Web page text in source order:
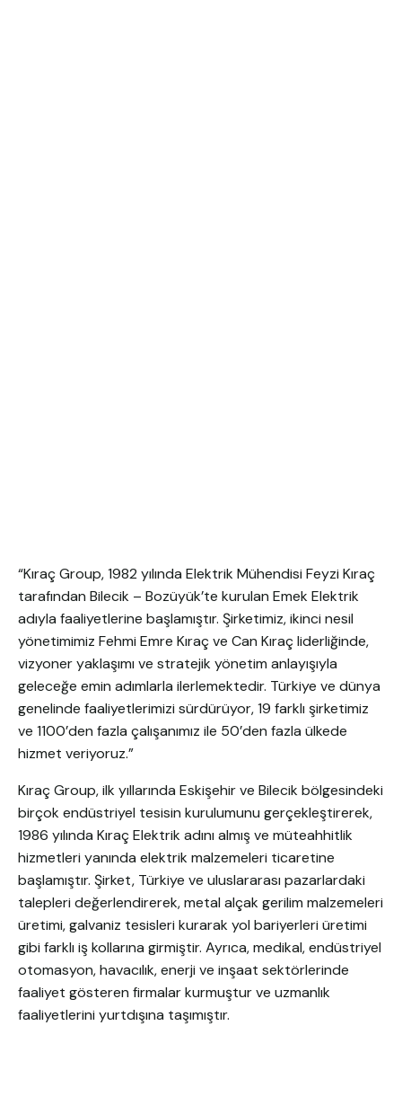
“Kıraç Group, 1982 yılında Elektrik Mühendisi Feyzi Kıraç
tarafından Bilecik – Bozüyük’te kurulan Emek Elektrik
adıyla faaliyetlerine başlamıştır. Şirketimiz, ikinci nesil
yönetimimiz Fehmi Emre Kıraç ve Can Kıraç liderliğinde,
vizyoner yaklaşımı ve stratejik yönetim anlayışıyla
geleceğe emin adımlarla ilerlemektedir. Türkiye ve dünya
genelinde faaliyetlerimizi sürdürüyor, 19 farklı şirketimiz
ve 1100’den fazla çalışanımız ile 50’den fazla ülkede
hizmet veriyoruz.”
Kıraç Group, ilk yıllarında Eskişehir ve Bilecik bölgesindeki
birçok endüstriyel tesisin kurulumunu gerçekleştirerek,
1986 yılında Kıraç Elektrik adını almış ve müteahhitlik
hizmetleri yanında elektrik malzemeleri ticaretine
başlamıştır. Şirket, Türkiye ve uluslararası pazarlardaki
talepleri değerlendirerek, metal alçak gerilim malzemeleri
üretimi, galvaniz tesisleri kurarak yol bariyerleri üretimi
gibi farklı iş kollarına girmiştir. Ayrıca, medikal, endüstriyel
otomasyon, havacılık, enerji ve inşaat sektörlerinde
faaliyet gösteren firmalar kurmuştur ve uzmanlık
faaliyetlerini yurtdışına taşımıştır.